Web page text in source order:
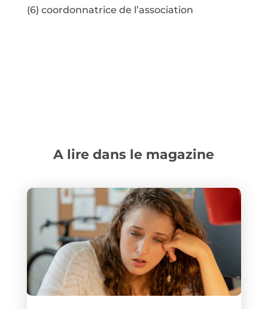
(6) coordonnatrice de l’association
A lire dans le magazine